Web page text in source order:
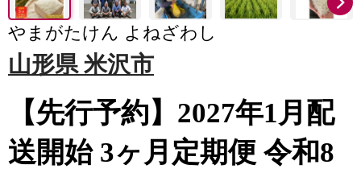
やまがたけん よねざわし
山形県 米沢市
【先行予約】2027年1月配
送開始 3ヶ月定期便 令和8